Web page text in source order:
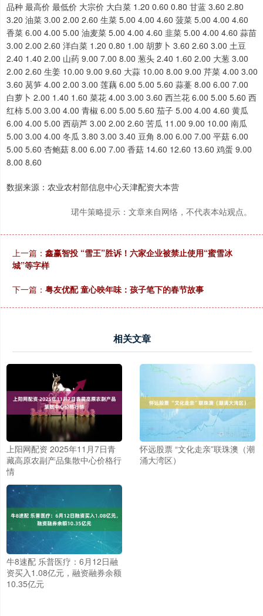
品种 最高价 最低价 大宗价 大白菜 1.20 0.60 0.80 甘蓝 3.60 2.80
3.20 油菜 3.00 2.00 2.60 生菜 5.00 4.00 4.60 菠菜 5.00 4.00 4.60
香菜 6.00 4.00 5.00 油麦菜 5.00 4.00 4.60 韭菜 5.00 4.00 4.60 蒜苗
3.00 2.00 2.60 洋白菜 1.20 0.80 1.00 胡萝卜 3.60 2.60 3.00 土豆
2.40 1.40 2.00 山药 9.00 7.00 8.00 葱头 2.40 1.60 2.00 大葱 3.00
2.00 2.60 生姜 10.00 9.00 9.60 大蒜 10.00 8.00 9.00 芹菜 4.00 3.00
3.60 莴笋 4.00 2.00 3.00 莲藕 6.00 5.00 5.60 蒜薹 8.00 6.00 7.00
白萝卜 2.00 1.40 1.60 菜花 4.00 3.00 3.60 西兰花 6.00 5.00 5.60 西
红柿 5.00 3.00 4.00 青椒 6.00 5.00 5.60 茄子 5.00 4.00 4.60 黄瓜
6.00 4.00 5.00 西葫芦 3.00 2.00 2.60 苦瓜 11.00 9.00 10.00 南瓜
5.00 3.00 4.00 冬瓜 3.80 3.00 3.40 豆角 8.00 6.00 7.00 平菇 6.00
5.00 5.60 杏鲍菇 8.00 6.00 7.00 香菇 14.60 12.60 13.60 鸡蛋 9.00
8.00 8.60
数据来源：农业农村部信息中心天津配资大本营
珺牛策略提示：文章来自网络，不代表本站观点。
上一篇： 鑫赢智投 “雪王”胜诉！六家企业被禁止使用“蜜雪冰
城”等字样
下一篇： 粤友优配 童心映年味：孩子笔下的春节故事
相关文章
上阳网配资 2025年11月7日青
藏高原农副产品集散中心价格行
情
怀远股票 “文化走亲”联珠澳（潮
涌大湾区）
牛8速配 乐普医疗：6月12日融
资买入1.08亿元，融资融券余额
10.35亿元